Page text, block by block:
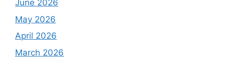
June 2026
May 2026
April 2026
March 2026